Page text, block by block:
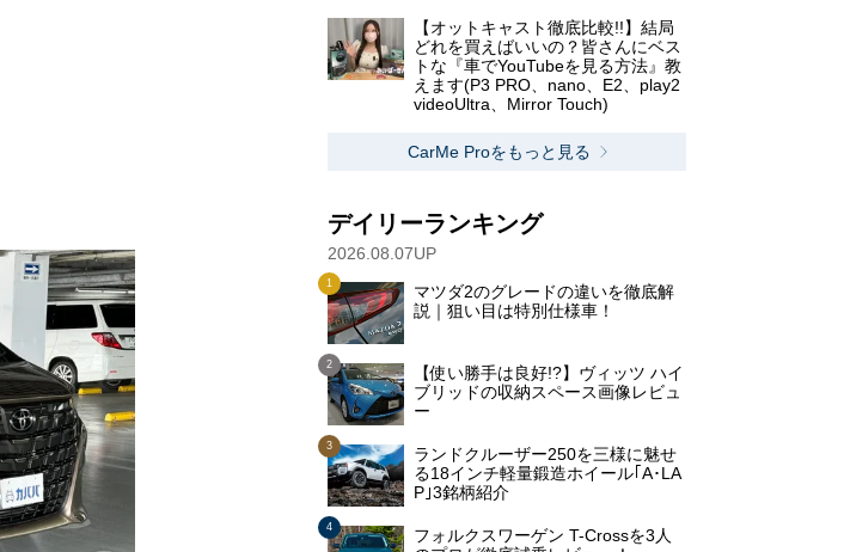
【オットキャスト徹底比較!!】結局
どれを買えばいいの？皆さんにベス
トな『車でYouTubeを見る方法』教
えます(P3 PRO、nano、E2、play2
videoUltra、Mirror Touch)
CarMe Proをもっと見る
デイリーランキング
2026.08.07UP
マツダ2のグレードの違いを徹底解
説｜狙い目は特別仕様車！
【使い勝手は良好!?】ヴィッツ ハイ
ブリッドの収納スペース画像レビュ
ー
ランドクルーザー250を三様に魅せ
る18インチ軽量鍛造ホイール｢A･LA
P｣3銘柄紹介
フォルクスワーゲン T-Crossを3人